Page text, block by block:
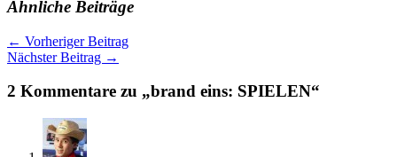
Ähnliche Beiträge
← Vorheriger Beitrag
Nächster Beitrag →
2 Kommentare zu „brand eins: SPIELEN“